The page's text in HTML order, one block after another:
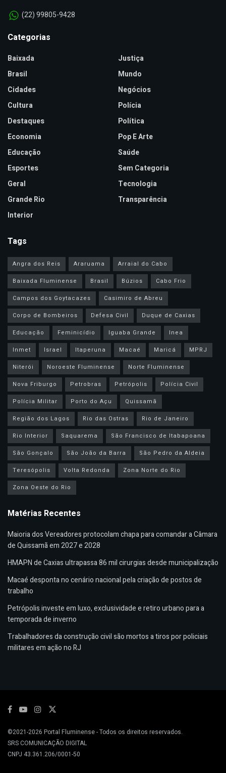
(22) 99805-9428
Categorias
Baixada
Brasil
Cidades
Cultura
Destaques
Economia
Educação
Esportes
Geral
Grande Rio
Interior
Justiça
Mundo
Negócios
Polícia
Política
Pop E Arte
Saúde
Sem Categoria
Tecnologia
Transparência
Tags
Angra dos Reis Araruama
Arraial do Cabo
Baixada Fluminense
Brasil Búzios
Cabo Frio
Campos dos Goytacazes
Casimiro de Abreu
Corpo de Bombeiros
Defesa Civil
Duque de Caxias
Educação
Feminicídio Iguaba Grande
Inea
Inmet
Israel Itaperuna Macaé Maricá
MPRJ
Niterói
Noroeste Fluminense
Norte Fluminense
Nova Friburgo
Petrobras Petrópolis
Polícia Civil
Polícia Militar
Porto do Açu
Quissamã
Região dos Lagos
Rio das Ostras
Rio de Janeiro
Rio Interior
Saquarema
São Francisco de Itabapoana
São Gonçalo
São João da Barra
São Pedro da Aldeia
Teresópolis
Volta Redonda
Zona Norte do Rio
Zona Oeste do Rio
Matérias Recentes
Maioria dos Vereadores protocolam chapa para comandar a Câmara
de Quissamã em 2027 e 2028
HMAPN de Caxias ultrapassa 86 mil cirurgias desde municipalização
Macaé desponta no cenário nacional pela criação de postos de
trabalho
Petrópolis investe em luxo, exclusividade e retiro urbano para a
temporada de inverno
Trabalhadores da construção civil são mortos a tiros por policiais
militares em ação no RJ
©2021-2026 Portal Fluminense- Todos os direitos reservados.
SRS COMUNICAÇÃO DIGITAL
CNPJ 43.361.206/0001-50